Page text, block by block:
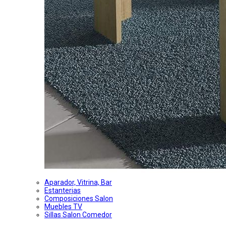
Aparador, Vitrina, Bar
Estanterias
Composiciones Salon
Muebles TV
Sillas Salon Comedor